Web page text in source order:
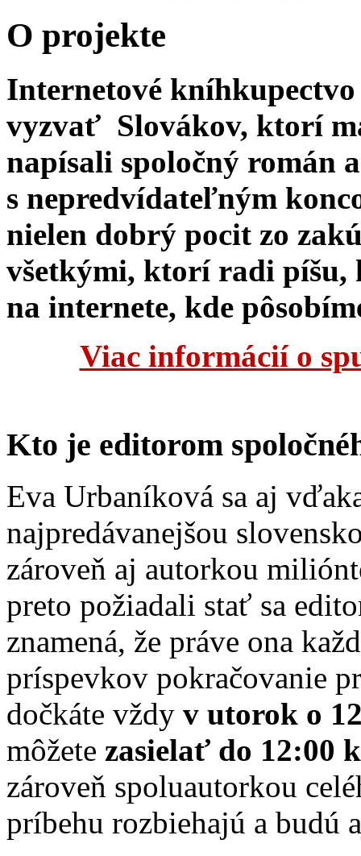
O projekte
Internetové
vyzvať Slovákov, ktorí
napísali spoločný román
s nepredvídateľným
nielen dobrý pocit zo
všetkými, ktorí radi
na internete, kde
Viac informácií o
Kto je editorom
Eva Urbaníková sa aj
najpredávanejšou
zároveň aj autorkou
preto požiadali stať sa
znamená, že práve ona
príspevkov pokračovanie
dočkáte vždy v utorok o
môžete zasielať do 12:00
zároveň spoluautorkou
príbehu rozbiehajú a budú